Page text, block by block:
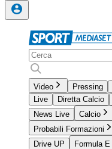
Video Pressing
Live
Diretta Calcio
News Live
Calcio
Probabili Formazioni
Drive UP
Formula E